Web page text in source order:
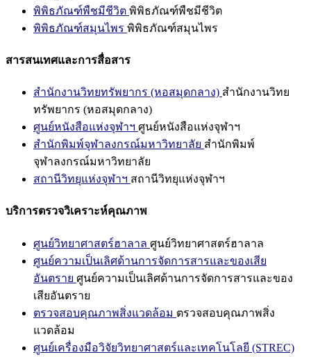
พิพิธภัณฑ์พืชมีชีวิต พิพิธภัณฑ์พืชมีชีวิต
พิพิธภัณฑ์สมุนไพร พิพิธภัณฑ์สมุนไพร
สารสนเทศและการสื่อสาร
สำนักงานวิทยทรัพยากร (หอสมุดกลาง) สำนักงานวิทย
ทรัพยากร (หอสมุดกลาง)
ศูนย์หนังสือแห่งจุฬาฯ ศูนย์หนังสือแห่งจุฬาฯ
สำนักพิมพ์จุฬาลงกรณ์มหาวิทยาลัย สำนักพิมพ์
จุฬาลงกรณ์มหาวิทยาลัย
สถานีวิทยุแห่งจุฬาฯ สถานีวิทยุแห่งจุฬาฯ
บริการตรวจวิเคราะห์คุณภาพ
ศูนย์วิทยาศาสตร์ฮาลาล ศูนย์วิทยาศาสตร์ฮาลาล
ศูนย์ความเป็นเลิศด้านการจัดการสารและของเสีย
อันตราย ศูนย์ความเป็นเลิศด้านการจัดการสารและของ
เสียอันตราย
ตรวจสอบคุณภาพสิ่งแวดล้อม ตรวจสอบคุณภาพสิ่ง
แวดล้อม
ศูนย์เครื่องมือวิจัยวิทยาศาสตร์และเทคโนโลยี (STREC)